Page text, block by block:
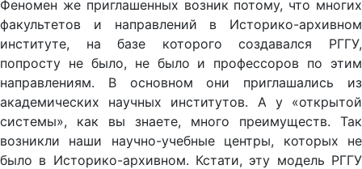
Феномен же приглашенных возник потому, что многих
факультетов и направлений в Историко-архивном
институте, на базе которого создавался РГГУ,
попросту не было, не было и профессоров по этим
направлениям. В основном они приглашались из
академических научных институтов. А у «открытой
системы», как вы знаете, много преимуществ. Так
возникли наши научно-учебные центры, которых не
было в Историко-архивном. Кстати, эту модель РГГУ